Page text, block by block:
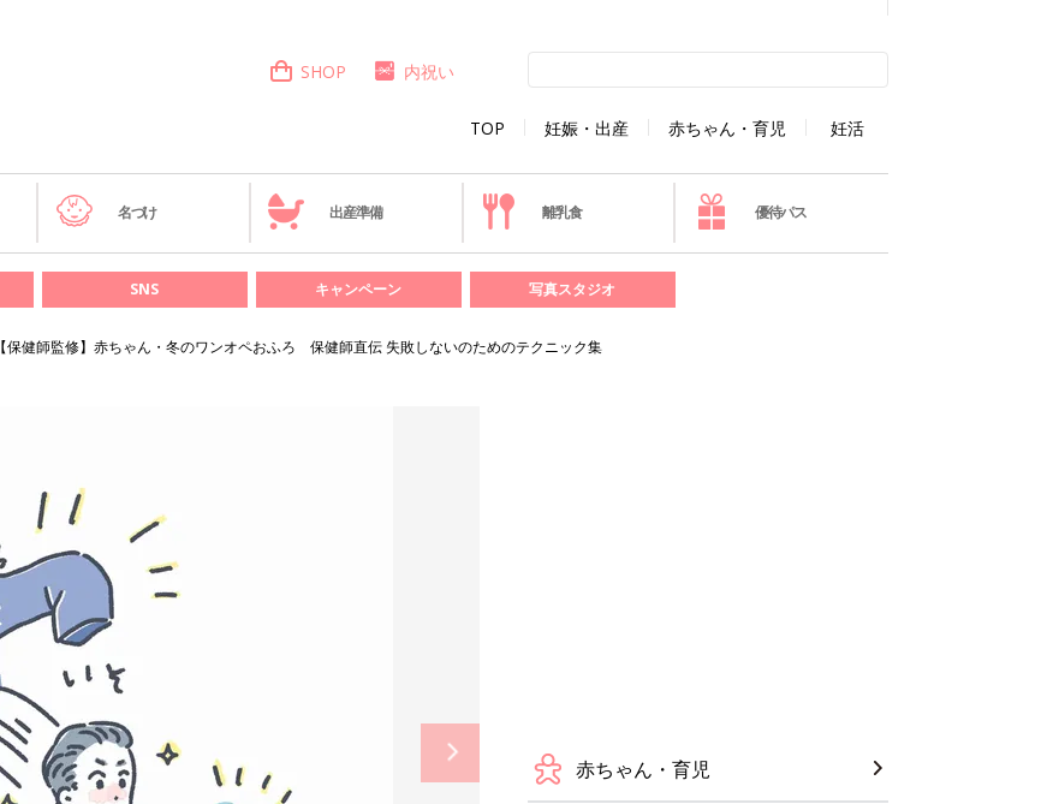
TOP 妊娠・出産 赤ちゃん・育児 妊活
SHOP 内祝い
名づけ 出産準備 離乳食 優待パス
SNS キャンペーン 写真スタジオ
【保健師監修】赤ちゃん・冬のワンオペおふろ 保健師直伝 失敗しないのためのテクニック集
赤ちゃん・育児